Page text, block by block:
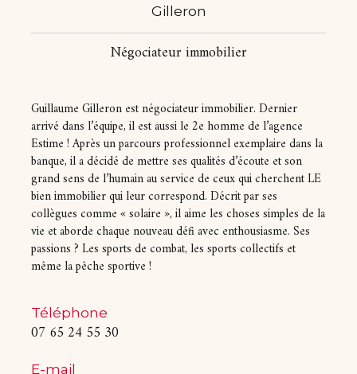
Gilleron
Négociateur immobilier
Guillaume Gilleron est négociateur immobilier. Dernier
arrivé dans l’équipe, il est aussi le 2e homme de l’agence
Estime ! Après un parcours professionnel exemplaire dans la
banque, il a décidé de mettre ses qualités d’écoute et son
grand sens de l’humain au service de ceux qui cherchent LE
bien immobilier qui leur correspond. Décrit par ses
collègues comme « solaire », il aime les choses simples de la
vie et aborde chaque nouveau défi avec enthousiasme. Ses
passions ? Les sports de combat, les sports collectifs et
même la pêche sportive !
Téléphone
07 65 24 55 30
E-mail